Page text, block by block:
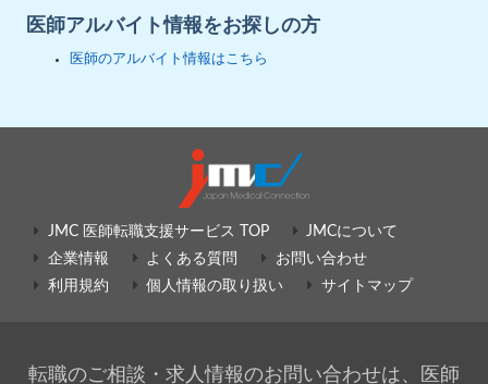
医師アルバイト情報をお探しの方
医師のアルバイト情報はこちら
JMC 医師転職支援サービス TOP
JMCについて
企業情報
よくある質問
お問い合わせ
利用規約
個人情報の取り扱い サイトマップ
転職のご相談・求人情報のお問い合わせは、医師